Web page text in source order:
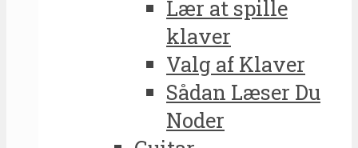
Lær at spille
klaver
Valg af Klaver
Sådan Læser Du
Noder